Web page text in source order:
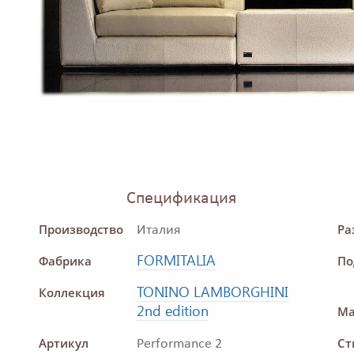
Спецификация
Производство Италия
Фабрика FORMITALIA
Коллекция
TONINO LAMBORGHINI
2nd edition
Артикул Performance 2